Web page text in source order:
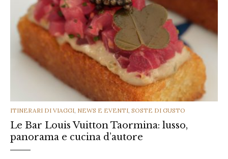
CATEGORIES
ITINERARI DI VIAGGI, NEWS E EVENTI, SOSTE DI GUSTO
Le Bar Louis Vuitton Taormina: lusso,
panorama e cucina d’autore